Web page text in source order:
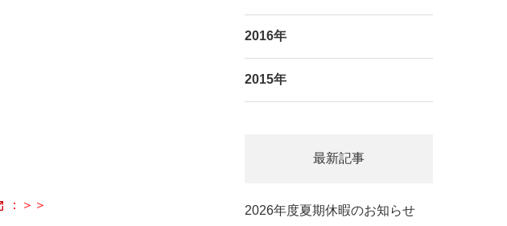
：＞＞
2016年
2015年
最新記事
2026年度夏期休暇のお知らせ